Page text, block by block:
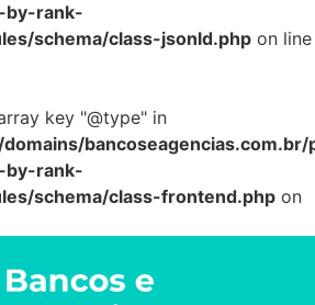
by-rank-
schema/class-jsonld.php on line
key "@type" in
by-rank-
schema/class-frontend.php on